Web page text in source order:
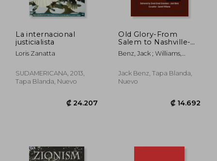
₡ 13.734
La internacional
justicialista
Loris Zanatta
SUDAMERICANA, 2013,
Tapa Blanda, Nuevo
Old Glory-From
Salem to Nashville-
Abridged: The Life
and Times of Patriot
Driver (en Inglés)
Benz, Jack ; Williams,
Jack Benz, Tapa Blanda,
Nuevo